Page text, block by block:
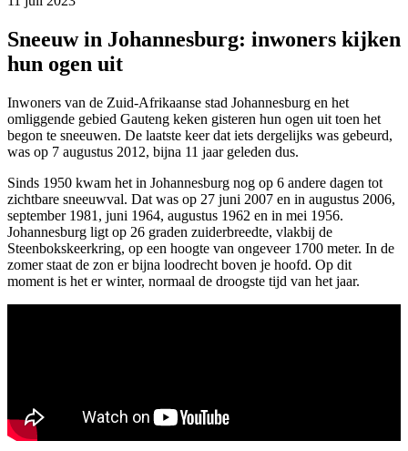
Sneeuw in Johannesburg: inwoners kijken
hun ogen uit
Inwoners van de Zuid-Afrikaanse stad Johannesburg en het
omliggende gebied Gauteng keken gisteren hun ogen uit toen het
begon te sneeuwen. De laatste keer dat iets dergelijks was gebeurd,
was op 7 augustus 2012, bijna 11 jaar geleden dus.
Sinds 1950 kwam het in Johannesburg nog op 6 andere dagen tot
zichtbare sneeuwval. Dat was op 27 juni 2007 en in augustus 2006,
september 1981, juni 1964, augustus 1962 en in mei 1956.
Johannesburg ligt op 26 graden zuiderbreedte, vlakbij de
Steenbokskeerkring, op een hoogte van ongeveer 1700 meter. In de
zomer staat de zon er bijna loodrecht boven je hoofd. Op dit
moment is het er winter, normaal de droogste tijd van het jaar.